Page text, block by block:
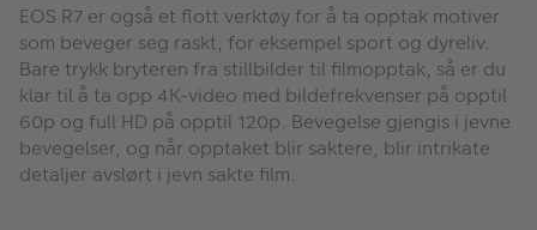
EOS R7 er også et flott verktøy for å ta opptak motiver
som beveger seg raskt, for eksempel sport og dyreliv.
Bare trykk bryteren fra stillbilder til filmopptak, så er du
klar til å ta opp 4K-video med bildefrekvenser på opptil
60p og full HD på opptil 120p. Bevegelse gjengis i jevne
bevegelser, og når opptaket blir saktere, blir intrikate
detaljer avslørt i jevn sakte film.